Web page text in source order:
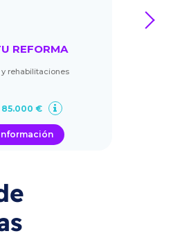
REFORMA
y rehabilitaciones
€
next